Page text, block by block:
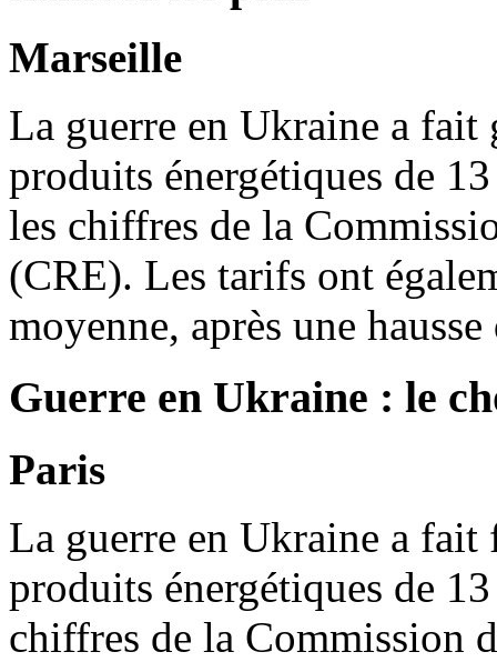
Marseille
La guerre en Ukraine a fait
produits énergétiques de
les chiffres de la
(CRE). Les tarifs ont
moyenne, après une
Guerre en Ukraine : le
Paris
La guerre en Ukraine a fait
produits énergétiques de
chiffres de la Commission